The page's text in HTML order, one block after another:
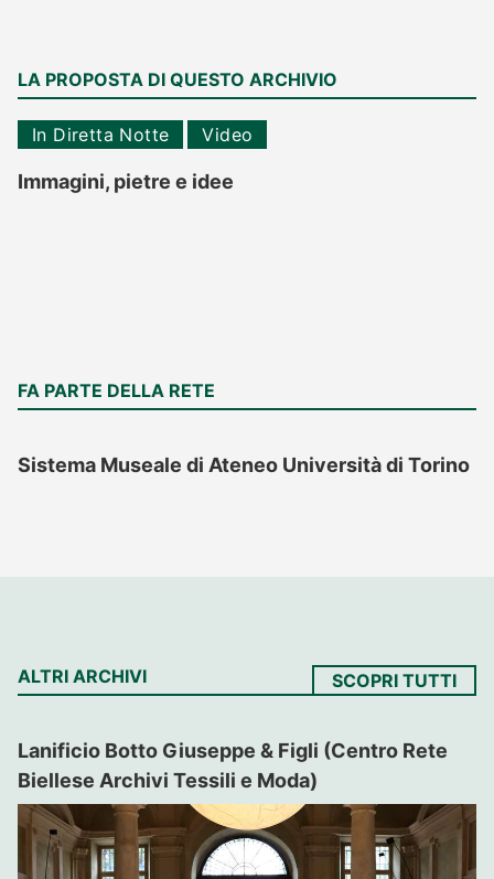
LA PROPOSTA DI QUESTO ARCHIVIO
In Diretta Notte Video
Immagini, pietre e idee
FA PARTE DELLA RETE
Sistema Museale di Ateneo Università di Torino
ALTRI ARCHIVI SCOPRI TUTTI
Lanificio Botto Giuseppe & Figli (Centro Rete
Biellese Archivi Tessili e Moda)